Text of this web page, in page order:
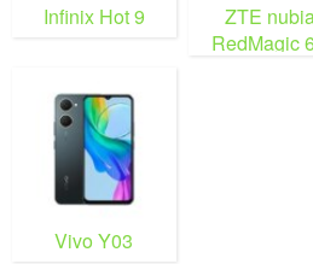
Infinix Hot 9
ZTE
RedMagic
Vivo Y03